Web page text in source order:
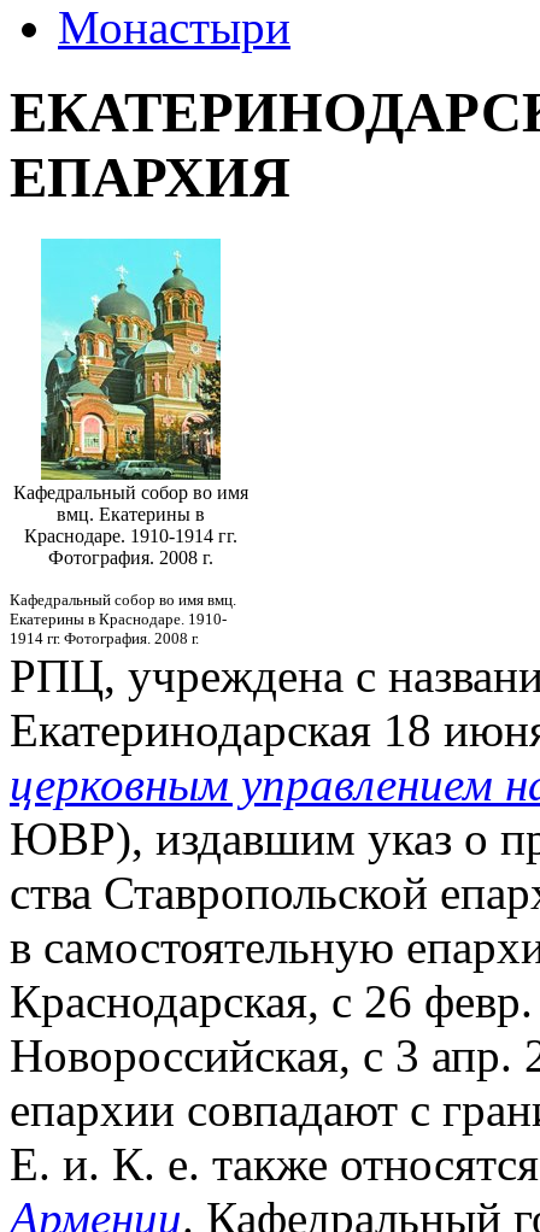
Монастыри
ЕПАРХИЯ
Кафедральный собор во имя
вмц. Екатерины в
Краснодаре. 1910-1914 гг.
Фотография. 2008 г.
Кафедральный собор во имя вмц.
Екатерины в Краснодаре. 1910-
1914 гг. Фотография. 2008 г.
РПЦ, учреждена с
Екатеринодарская 18
церковным управлением
ЮВР), издавшим указ о
ства Ставропольской
в самостоятельную
Краснодарская, с 26
Новороссийская, с 3
епархии совпадают с
Е. и. К. е. также
Армении. Кафедральный